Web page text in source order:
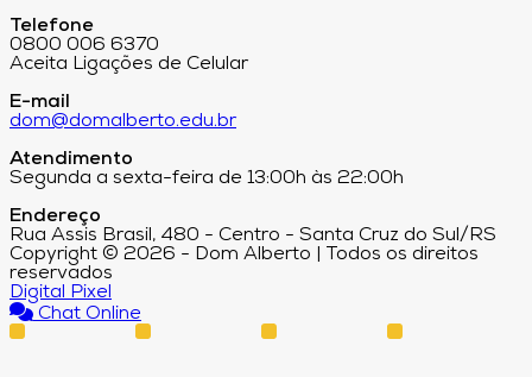
Telefone
0800 006 6370
Aceita Ligações de Celular
E-mail
dom@domalberto.edu.br
Atendimento
Segunda a sexta-feira de 13:00h às 22:00h
Endereço
Rua Assis Brasil, 480 - Centro - Santa Cruz do Sul/RS
Copyright © 2026 - Dom Alberto | Todos os direitos
reservados
Digital Pixel
Chat Online